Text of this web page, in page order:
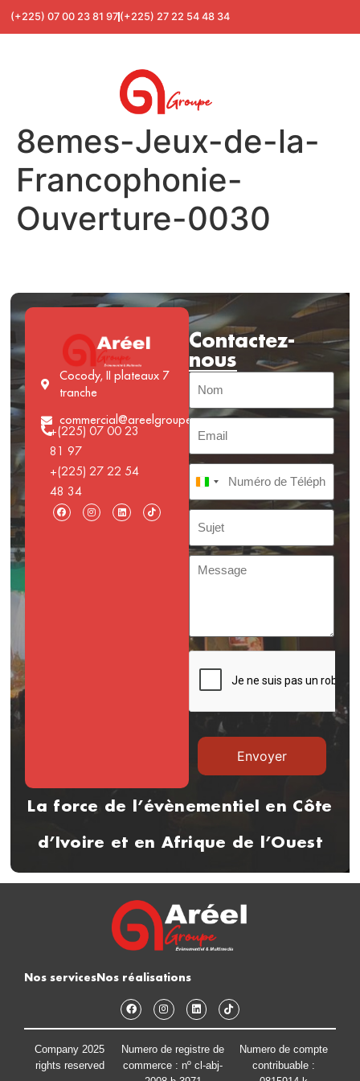
(+225) 07 00 23 81 97 (+225) 27 22 54 48 34
8emes-Jeux-de-la-
Francophonie-
Ouverture-0030
Cocody, II plateaux 7
tranche
commercial@areelgroupe.com
+(225) 07 00 23
81 97
+(225) 27 22 54
48 34
Contactez-
nous
Côte d’Ivoire +225
La force de l’évènementiel en Côte
d’Ivoire et en Afrique de l’Ouest
Nos services Nos réalisations
Company 2025
rights reserved
Numero de registre de
commerce : nº cl-abj-
Numero de compte
contribuable :